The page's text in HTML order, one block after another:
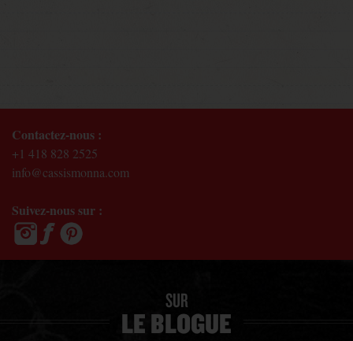
Contactez-nous :
+1 418 828 2525
info@cassismonna.com
Suivez-nous sur :
SUR
LE BLOGUE